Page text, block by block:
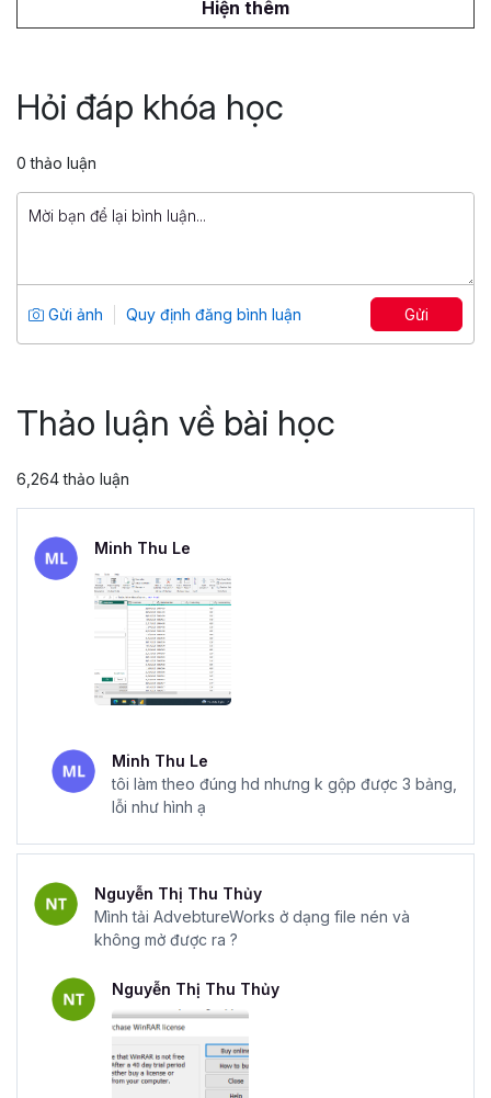
1,500,000 đ
Tổng số 6 giờ
chuyên sâu
4.71
861
Hiện thêm
Hỏi đáp khóa học
0 thảo luận
Gửi ảnh Quy định đăng bình luận Gửi
Thảo luận về bài học
6,264 thảo luận
Minh Thu Le
Minh Thu Le
tôi làm theo đúng hd nhưng k gộp được 3 bảng,
lỗi như hình ạ
Nguyễn Thị Thu Thủy
Mình tải AdvebtureWorks ở dạng file nén và
không mở được ra ?
Nguyễn Thị Thu Thủy